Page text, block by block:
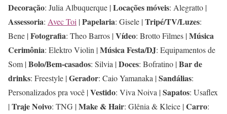
Decoração: Julia Albuquerque |Locações móveis: Alegratto |
Assessoria: Avec Toi |Papelaria: Gisele |Tripé/TV/Luzes:
Bene |Fotografia: Theo Barros |Vídeo: Brotto Filmes |Música
Cerimônia: Elektro Violin |Música Festa/DJ: Equipamentos de
Som |Bolo/Bem-casados: Silvia |Doces: Bofratino |Bar de
drinks: Freestyle |Gerador: Caio Yamanaka |Sandálias:
Personalizados pra você |Vestido: Viva Noiva |Sapatos: Usaflex
|Traje Noivo: TNG |Make & Hair: Glênia & Kleice |Carro: